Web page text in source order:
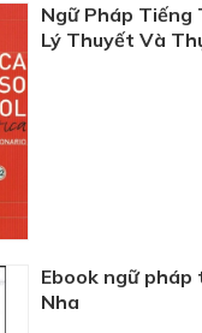
Ngữ Pháp Tiếng
Lý Thuyết Và
Ebook ngữ pháp
Nha